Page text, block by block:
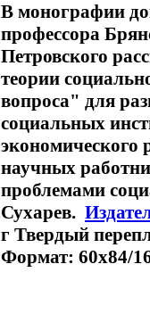
В монографии
профессора
Петровского
теории
вопроса" для
социальных
экономического
научных
проблемами
Сухарев.
г Твердый
Формат: 60x84/